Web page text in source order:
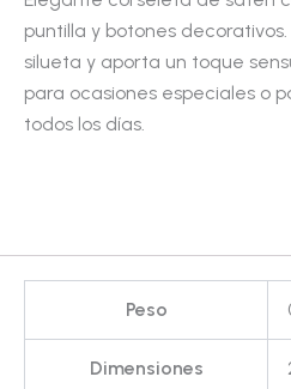
puntilla y botones
silueta y aporta un toque
para ocasiones especiales o
todos los días.
Peso
Dimensiones